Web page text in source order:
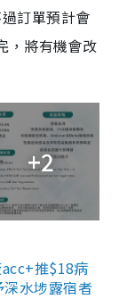
訂單預計會
，將有機會改
+2
推$18病
水埗露宿者